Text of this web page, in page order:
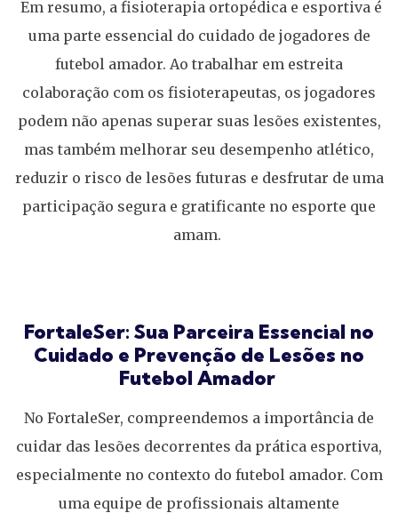
Em resumo, a fisioterapia ortopédica e esportiva é
uma parte essencial do cuidado de jogadores de
futebol amador. Ao trabalhar em estreita
colaboração com os fisioterapeutas, os jogadores
podem não apenas superar suas lesões existentes,
mas também melhorar seu desempenho atlético,
reduzir o risco de lesões futuras e desfrutar de uma
participação segura e gratificante no esporte que
amam.
FortaleSer: Sua Parceira Essencial no
Cuidado e Prevenção de Lesões no
Futebol Amador
No FortaleSer, compreendemos a importância de
cuidar das lesões decorrentes da prática esportiva,
especialmente no contexto do futebol amador. Com
uma equipe de profissionais altamente